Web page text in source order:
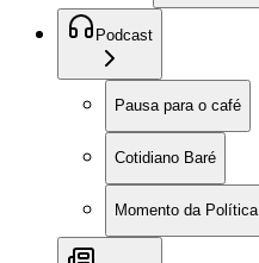
Podcast
Pausa para o café
Cotidiano Baré
Momento da Política